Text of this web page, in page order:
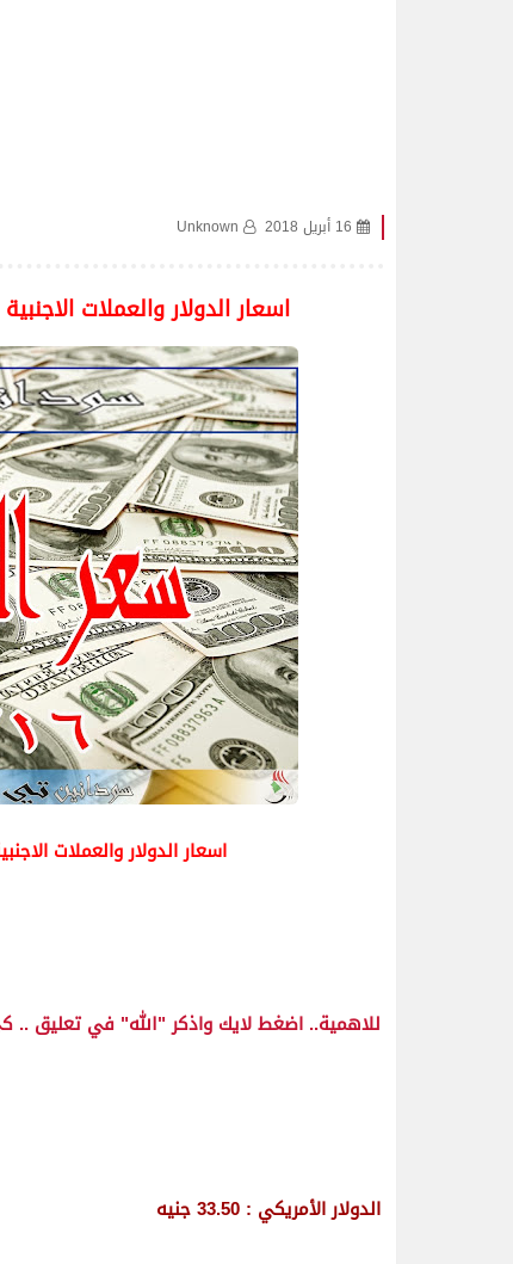
16 أبريل 2018 Unknown
اسعار الدولار والعملات
اسعار الدولار والعملات
للاهمية.. اضغط لايك واذكر "الله" في تعليق ..
الدولار الأمريكي : 33.50 جنيه